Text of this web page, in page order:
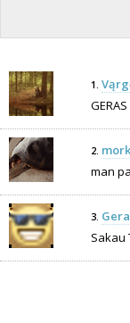
1.
GERAS
2. mork
man
3.
Sakau